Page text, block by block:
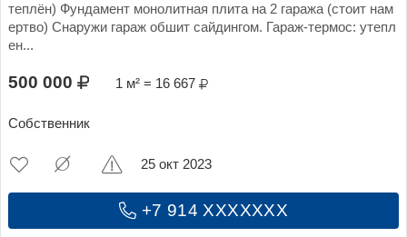
теплён) Фундамент монолитная плита на 2 гаража (стоит нам
ертво) Снаружи гараж обшит сайдингом. Гараж-термос: утепл
ен...
500 000 1 м² = 16 667
Собственник
+7 914 XXXXXXX
25 окт 2023